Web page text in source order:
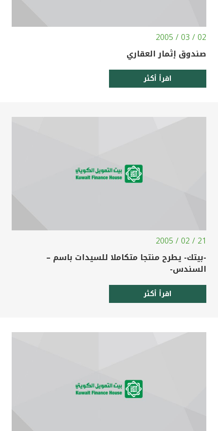
02 / 03 / 2005
صندوق إثمار العقاري
اقرأ أكثر
21 / 02 / 2005
-بيتك- يطرح منتجا متكاملا للسيدات باسم –
السندس-
اقرأ أكثر